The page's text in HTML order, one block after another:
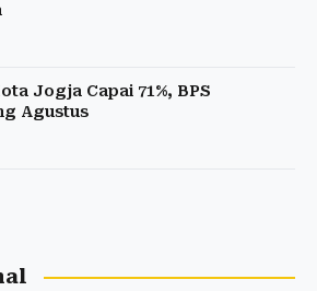
Jogja Capai 71%, BPS
Agustus